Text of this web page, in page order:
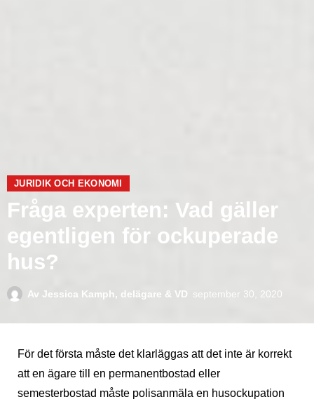
JURIDIK OCH EKONOMI
Fråga experten: Vad gäller
egentligen för ockuperade
hus?
Av Jessica Kamph, delägare & VD september 30, 2020
För det första måste det klarläggas att det inte är korrekt
att en ägare till en permanentbostad eller
semesterbostad måste polisanmäla en husockupation